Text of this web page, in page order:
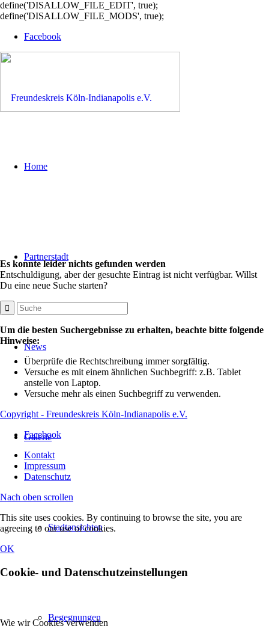
define('DISALLOW_FILE_EDIT', true);
define('DISALLOW_FILE_MODS', true);
Facebook
Home
Partnerstadt
News
Galerie
Stadtansichten
Begegnungen
Es konnte leider nichts gefunden werden
Entschuldigung, aber der gesuchte Eintrag ist nicht verfügbar. Willst
Du eine neue Suche starten?
Um die besten Suchergebnisse zu erhalten, beachte bitte folgende
Hinweise:
Überprüfe die Rechtschreibung immer sorgfältig.
Versuche es mit einem ähnlichen Suchbegriff: z.B. Tablet
anstelle von Laptop.
Versuche mehr als einen Suchbegriff zu verwenden.
Copyright - Freundeskreis Köln-Indianapolis e.V.
Facebook
Kontakt
Impressum
Datenschutz
Nach oben scrollen
This site uses cookies. By continuing to browse the site, you are
agreeing to our use of cookies.
OK
Cookie- und Datenschutzeinstellungen
Wie wir Cookies verwenden